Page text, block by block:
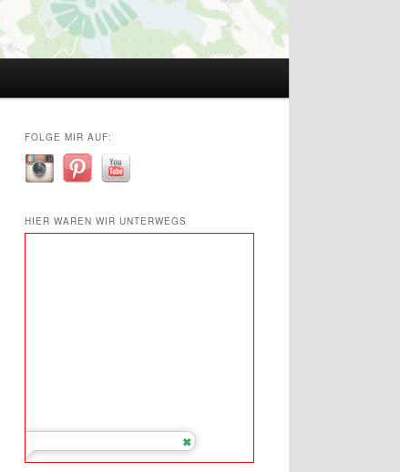
FOLGE MIR AUF:
HIER WAREN WIR UNTERWEGS